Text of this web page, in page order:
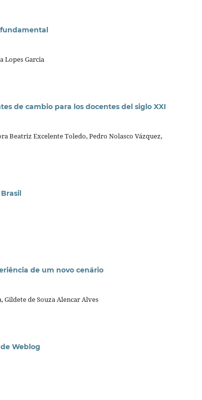
Lopes Garcia
de cambio para los docentes del siglo XXI
Beatriz Excelente Toledo, Pedro Nolasco Vázquez,
de um novo cenário
Gildete de Souza Alencar Alves
Weblog